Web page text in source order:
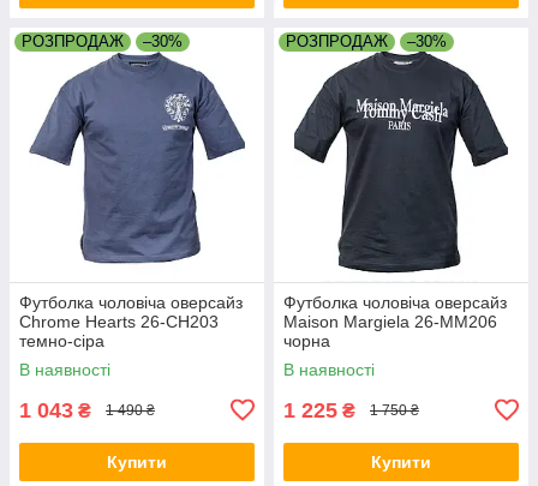
РОЗПРОДАЖ –30%
Футболка чоловіча оверсайз
Chrome Hearts 26-CH203
темно-сіра
В наявності
1 043 ₴ 1 490 ₴
Купити
РОЗПРОДАЖ –30%
Футболка чоловіча оверсайз
Maison Margiela 26-MM206
чорна
В наявності
1 225 ₴ 1 750 ₴
Купити